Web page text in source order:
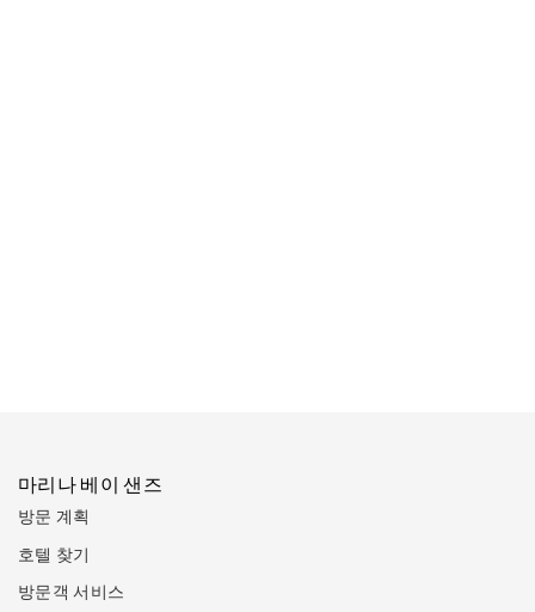
마리나 베이 샌즈
방문 계획
호텔 찾기
방문객 서비스